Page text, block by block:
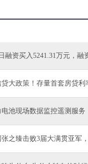
融资买入5241.31万元，融
大政策！存量首套房贷利
池现场数据监控遥测服务
之臻击败3届大满贯亚军